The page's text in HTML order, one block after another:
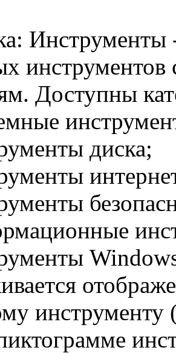
Инструменты
Доступны
диска;
инструменту